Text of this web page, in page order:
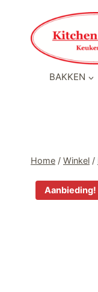
inhoud
BAKKEN
Home / Winkel /
Aanbieding!